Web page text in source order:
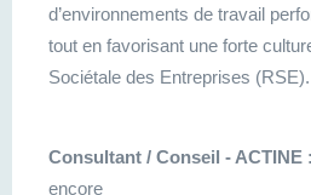
d’environnements de travail
tout en favorisant une forte
Sociétale des Entreprises (RSE).
Consultant / Conseil - ACTINE :
encore